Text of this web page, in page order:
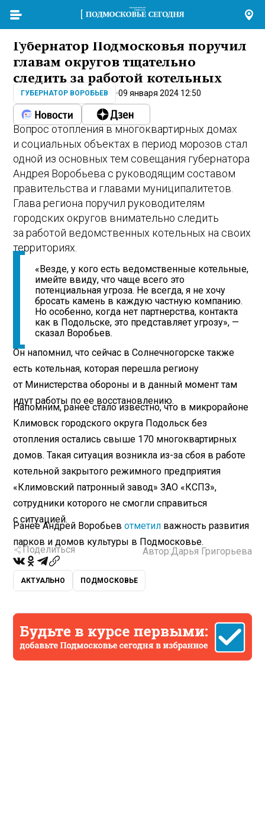
Губернатор Подмосковья поручил
главам округов тщательно
следить за работой котельных
ГУБЕРНАТОР ВОРОБЬЕВ 09 января 2024 12:50
Вопрос отопления в многоквартирных домах
и социальных объектах в период морозов стал
одной из основных тем совещания губернатора
Андрея Воробьева с руководящим составом
правительства и главами муниципалитетов.
Глава региона поручил руководителям
городских округов внимательно следить
за работой ведомственных котельных на своих
территориях.
«Везде, у кого есть ведомственные котельные,
имейте ввиду, что чаще всего это
потенциальная угроза. Не всегда, я не хочу
бросать камень в каждую частную компанию.
Но особенно, когда нет партнерства, контакта
как в Подольске, это представляет угрозу», —
сказал Воробьев.
Он напомнил, что сейчас в Солнечногорске также
есть котельная, которая перешла региону
от Министерства обороны и в данный момент там
идут работы по ее восстановлению.
Напомним, ранее стало известно, что в микрорайоне
Климовск городского округа Подольск без
отопления остались свыше 170 многоквартирных
домов. Такая ситуация возникла из-за сбоя в работе
котельной закрытого режимного предприятия
«Климовский патронный завод» ЗАО «КСПЗ»,
сотрудники которого не смогли справиться
с ситуацией.
Ранее Андрей Воробьевотметил важность развития
парков и домов культуры в Подмосковье.
Поделиться Автор:Дарья Григорьева
АКТУАЛЬНО ПОДМОСКОВЬЕ